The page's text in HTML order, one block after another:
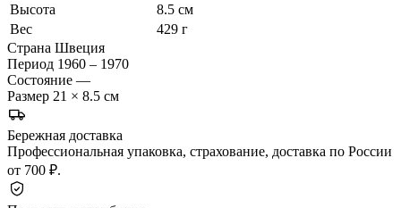
Высота
8.5 см
Вес
429 г
Страна Швеция
Период 1960 – 1970
Состояние —
Размер 21 × 8.5 см
Бережная доставка
Профессиональная упаковка, страхование, доставка по России
от 700 ₽.